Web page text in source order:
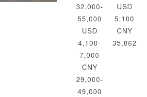
32,000-
55,000
USD
4,100-
7,000
CNY
29,000-
49,000
USD
5,100
CNY
35,862